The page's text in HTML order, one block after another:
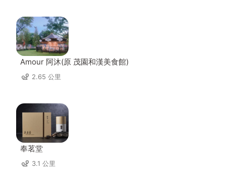
Amour 阿沐(原 茂園和漢美食館)
2.65 公里
奉茗堂
3.1 公里